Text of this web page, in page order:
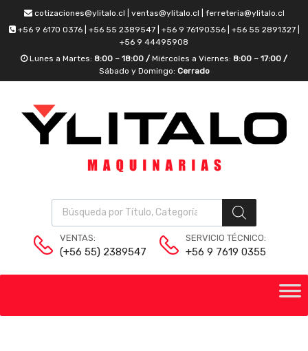
cotizaciones@ylitalo.cl | ventas@ylitalo.cl | ferreteria@ylitalo.cl
+56 9 6170 0376 | +56 55 2389547 | +56 9 76190356 | +56 55 2891327 |
+56 9 44495908
Lunes a Martes: 8:00 – 18:00 / Miércoles a Viernes: 8:00 – 17:00 /
Sábado y Domingo: Cerrado
VENTAS:
(+56 55) 2389547
SERVICIO TÉCNICO:
+56 9 7619 0355